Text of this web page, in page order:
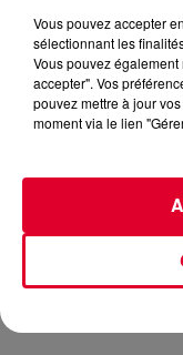
Vous pouvez accepter
sélectionnant les
Vous pouvez
accepter". Vos
pouvez mettre à jour
moment via le lien